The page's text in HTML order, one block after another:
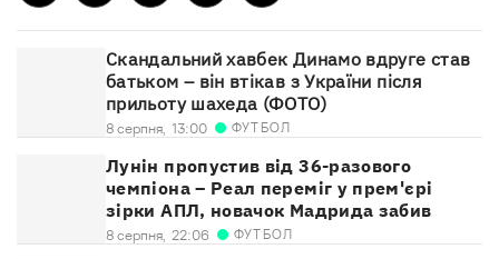
Скандальний хавбек Динамо вдруге став
батьком – він втікав з України після
прильоту шахеда (ФОТО)
8 серпня, 13:00 ФУТБОЛ
Лунін пропустив від 36-разового
чемпіона – Реал переміг у прем'єрі
зірки АПЛ, новачок Мадрида забив
8 серпня, 22:06 ФУТБОЛ